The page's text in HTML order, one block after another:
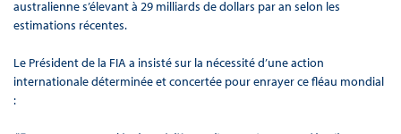
australienne s’élevant à 29 milliards de dollars par an selon les
estimations récentes.
Le Président de la FIA a insisté sur la nécessité d’une action
internationale déterminée et concertée pour enrayer ce fléau mondial
: